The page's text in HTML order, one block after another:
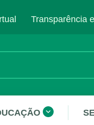
Transparência